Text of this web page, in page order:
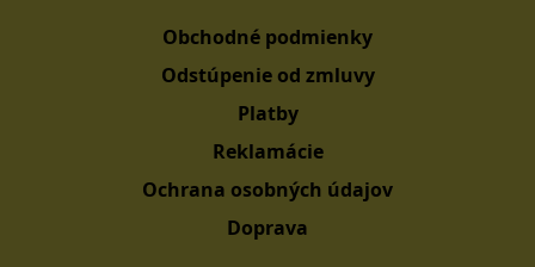
Obchodné podmienky
Odstúpenie od zmluvy
Platby
Reklamácie
Ochrana osobných údajov
Doprava